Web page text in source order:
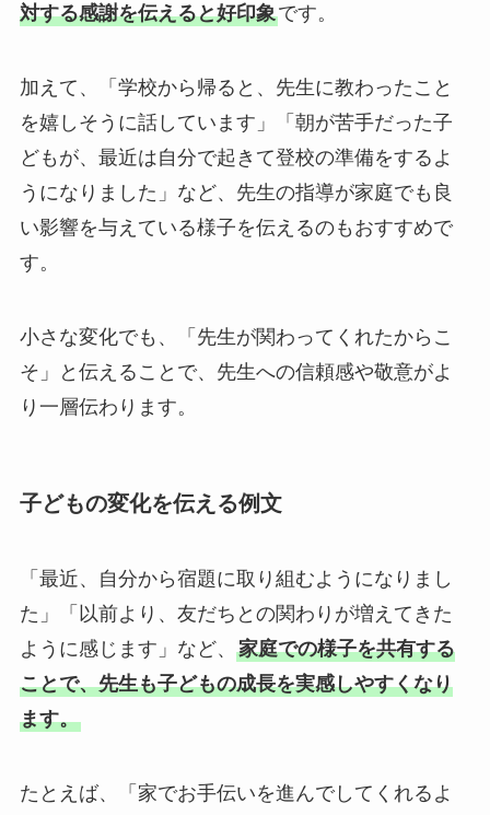
対する感謝を伝えると好印象です。
加えて、「学校から帰ると、先生に教わったこと
を嬉しそうに話しています」「朝が苦手だった子
どもが、最近は自分で起きて登校の準備をするよ
うになりました」など、先生の指導が家庭でも良
い影響を与えている様子を伝えるのもおすすめで
す。
小さな変化でも、「先生が関わってくれたからこ
そ」と伝えることで、先生への信頼感や敬意がよ
り一層伝わります。
子どもの変化を伝える例文
「最近、自分から宿題に取り組むようになりまし
た」「以前より、友だちとの関わりが増えてきた
ように感じます」など、 家庭での様子を共有する
ことで、先生も子どもの成長を実感しやすくなり
ます。
たとえば、「家でお手伝いを進んでしてくれるよ